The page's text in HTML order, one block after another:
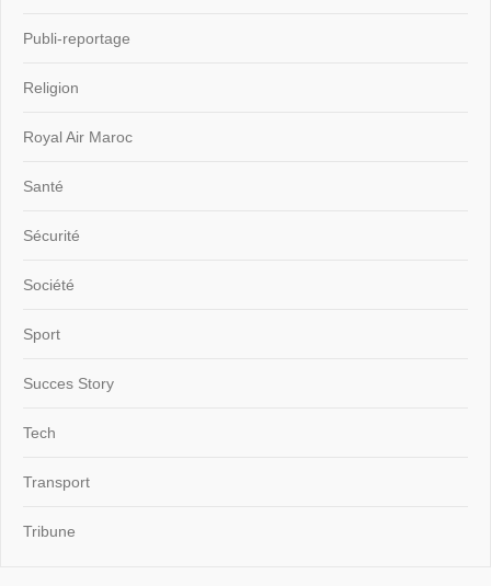
Publi-reportage
Religion
Royal Air Maroc
Santé
Sécurité
Société
Sport
Succes Story
Tech
Transport
Tribune